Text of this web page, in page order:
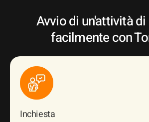
Avvio di un'attività
facilmente con
Inchiesta